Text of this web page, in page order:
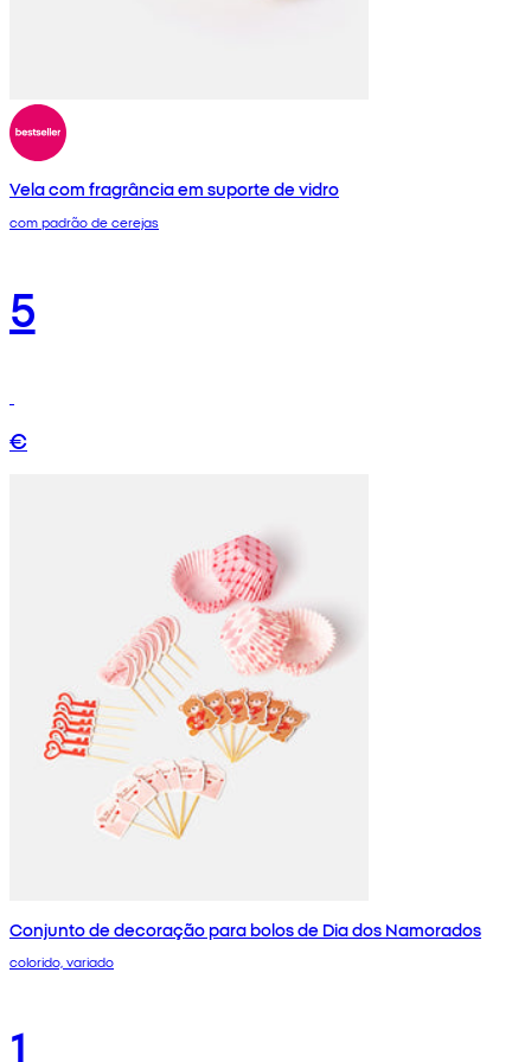
Vela com fragrância em suporte de vidro
com padrão de cerejas
5
€
Conjunto de decoração para bolos de Dia dos Namorados
colorido, variado
1